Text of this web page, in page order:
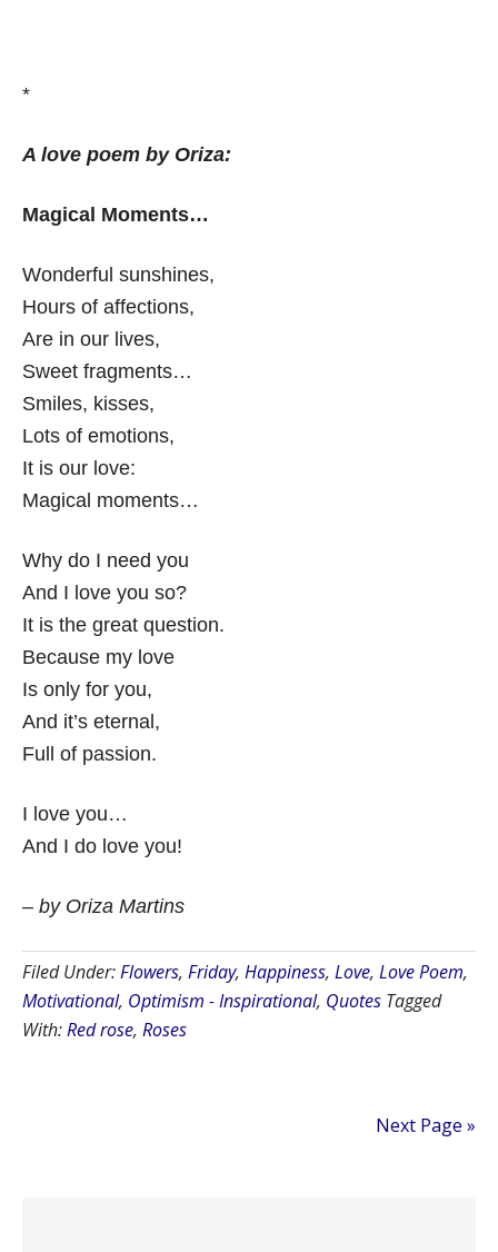
*
A love poem by Oriza:
Magical Moments…
Wonderful sunshines,
Hours of affections,
Are in our lives,
Sweet fragments…
Smiles, kisses,
Lots of emotions,
It is our love:
Magical moments…
Why do I need you
And I love you so?
It is the great question.
Because my love
Is only for you,
And it’s eternal,
Full of passion.
I love you…
And I do love you!
– by Oriza Martins
Filed Under:Flowers, Friday, Happiness, Love, Love Poem,
Motivational, Optimism - Inspirational, Quotes Tagged
With:Red rose, Roses
Next Page »